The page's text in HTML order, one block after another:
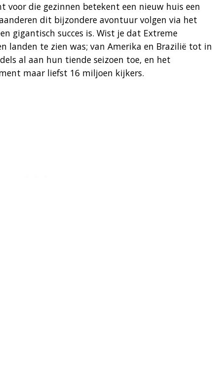
voor die gezinnen betekent een nieuw huis een
dit bijzondere avontuur volgen via het
gigantisch succes is. Wist je dat Extreme
landen te zien was; van Amerika en Brazilië tot in
al aan hun tiende seizoen toe, en het
maar liefst 16 miljoen kijkers.